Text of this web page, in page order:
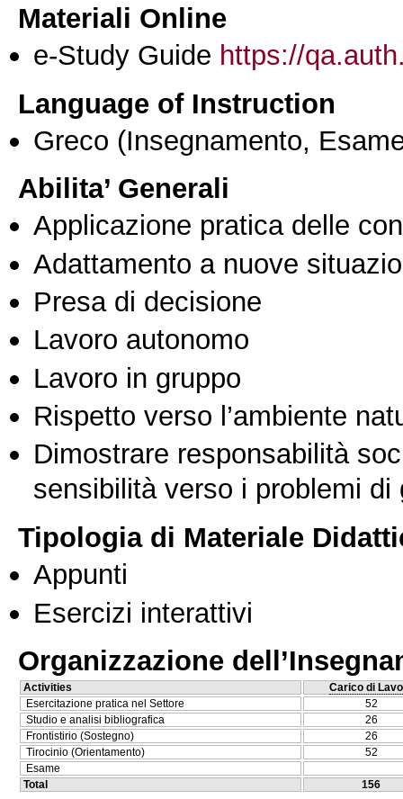
Materiali Online
e-Study Guide https://
Language of Instruction
Greco (Insegnamento,
Abilita’ Generali
Applicazione pratica delle
Adattamento a nuove
Presa di decisione
Lavoro autonomo
Lavoro in gruppo
Rispetto verso l’ambiente
Dimostrare responsabilità
sensibilità verso i problemi di
Tipologia di Materiale
Appunti
Esercizi interattivi
Organizzazione
Activities
Carico di
Esercitazione pratica nel Settore
52
Studio e analisi bibliografica
26
Frontistirio (Sostegno)
26
Tirocinio (Orientamento)
52
Esame
Total
156